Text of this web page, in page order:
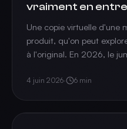
vraiment en
Une copie virtuelle d'une
produit, qu'on peut
à l'original. En 2026, le
vente et de maintenance.
4 juin 2026· 6 min